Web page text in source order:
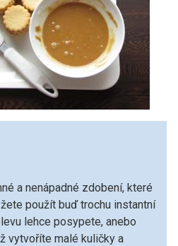
a nenápadné zdobení, které
použít buď trochu instantní
lehce posypete, anebo
vytvoříte malé kuličky a